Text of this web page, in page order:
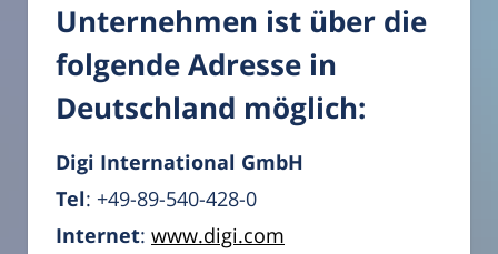
Unternehmen ist über die
folgende Adresse in
Deutschland möglich:
Digi International GmbH
Tel: +49-89-540-428-0
Internet: www.digi.com